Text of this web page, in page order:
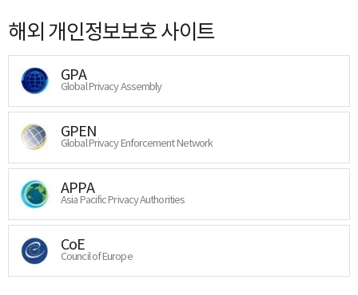
해외 개인정보보호 사이트
GPA
Global Privacy Assembly
GPEN
Global Privacy Enforcement Network
APPA
Asia Pacific Privacy Authorities
CoE
Council of Europe